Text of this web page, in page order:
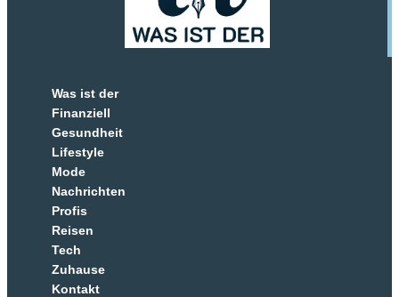
Was ist der
Finanziell
Gesundheit
Lifestyle
Mode
Nachrichten
Profis
Reisen
Tech
Zuhause
Kontakt